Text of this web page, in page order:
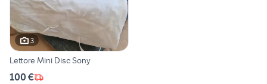
3
Lettore Mini Disc Sony
100 €